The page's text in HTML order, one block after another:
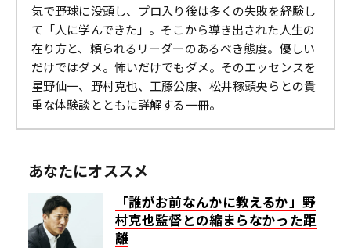
気で野球に没頭し、プロ入り後は多くの失敗を経験し
て「人に学んできた」。そこから導き出された人生の
在り方と、頼られるリーダーのあるべき態度。優しい
だけではダメ。怖いだけでもダメ。そのエッセンスを
星野仙一、野村克也、工藤公康、松井稼頭央らとの貴
重な体験談とともに詳解する一冊。
あなたにオススメ
「誰がお前なんかに教えるか」野
村克也監督との縮まらなかった距
離